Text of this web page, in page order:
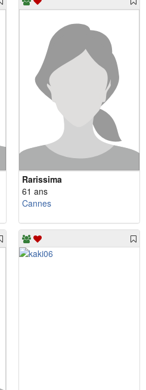
Rarissima
61 ans
Cannes